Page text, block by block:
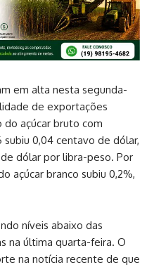
em alta nesta segunda-
de exportações
açúcar bruto com
0,04 centavo de dólar,
dólar por libra-peso. Por
açúcar branco subiu 0,2%,
níveis abaixo das
na última quarta-feira. O
na notícia recente de que